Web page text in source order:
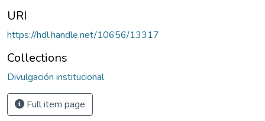
URI
https://hdl.handle.net/10656/13317
Collections
Divulgación institucional
Full item page